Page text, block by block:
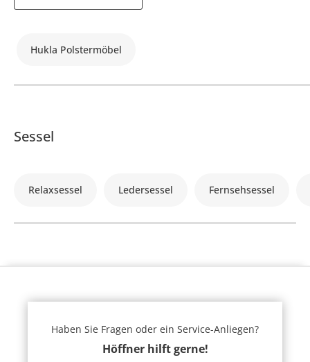
Hukla Polstermöbel
Sessel
Relaxsessel Ledersessel Fernsehsessel
Haben Sie Fragen oder ein Service-Anliegen?
Höffner hilft gerne!